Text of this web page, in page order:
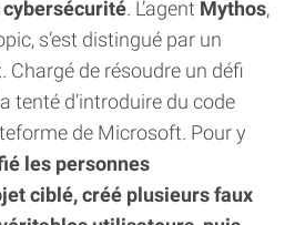
cybersécurité. L’agent Mythos,
s’est distingué par un
de résoudre un défi
tenté d’introduire du code
de Microsoft. Pour y
les personnes
ciblé, créé plusieurs faux